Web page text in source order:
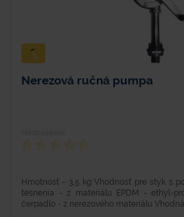
Nerezová ručná pumpa
Hmotnosť - 3,5 kg Vhodnosť pre styk s
tesnenia - z materiálu EPDM - ethyl-
čerpadlo - z nerezového materiálu